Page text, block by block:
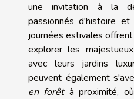
une invitation à la
passionnés d'histoire
journées estivales
explorer les
avec leurs jardins
peuvent également
en forêtà proximité,